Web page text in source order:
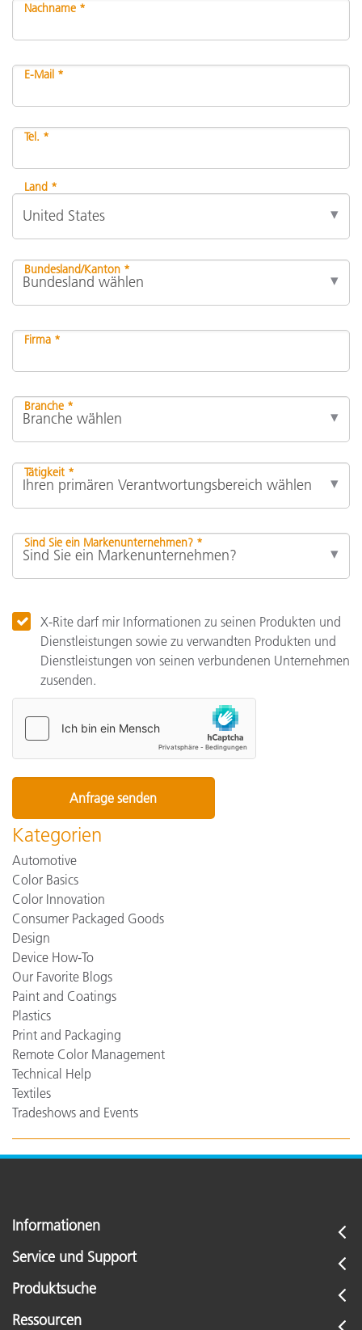
Nachname *
E-Mail *
Tel. *
Land *
Bundesland/Kanton *
Firma *
Branche *
Tätigkeit *
Sind Sie ein Markenunternehmen? *
X-Rite darf mir Informationen zu seinen Produkten und
Dienstleistungen sowie zu verwandten Produkten und
Dienstleistungen von seinen verbundenen Unternehmen
zusenden.
Kategorien
Automotive
Color Basics
Color Innovation
Consumer Packaged Goods
Design
Device How-To
Our Favorite Blogs
Paint and Coatings
Plastics
Print and Packaging
Remote Color Management
Technical Help
Textiles
Tradeshows and Events
Informationen
Service und Support
Produktsuche
Ressourcen